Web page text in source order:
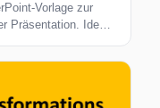
Vorlage zur
Präsentation. Ideal